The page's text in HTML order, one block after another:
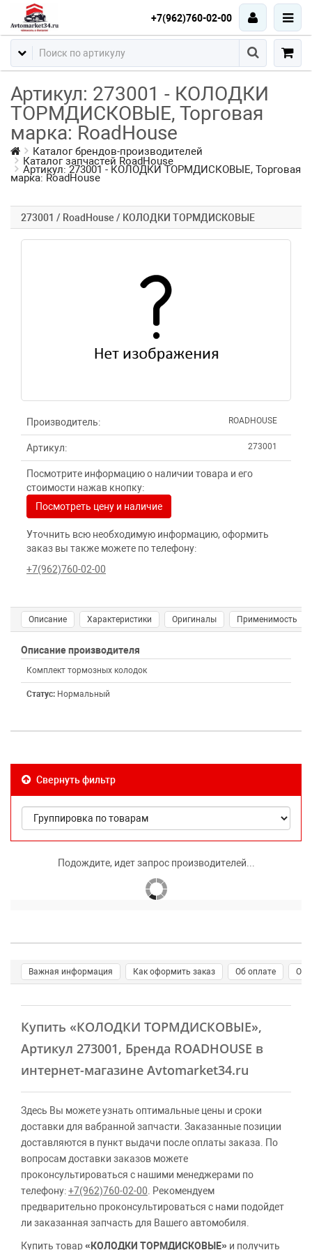
+7(962)760-02-00
Артикул: 273001 - КОЛОДКИ
ТОРМДИСКОВЫЕ, Торговая
марка: RoadHouse
Каталог брендов-производителей
Каталог запчастей RoadHouse
Артикул: 273001 - КОЛОДКИ ТОРМДИСКОВЫЕ, Торговая
марка: RoadHouse
273001 / RoadHouse / КОЛОДКИ ТОРМДИСКОВЫЕ
Производитель: ROADHOUSE
Артикул: 273001
Посмотрите информацию о наличии товара и его
стоимости нажав кнопку:
Посмотреть цену и наличие
Уточнить всю необходимую информацию, оформить
заказ вы также можете по телефону:
+7(962)760-02-00
Описание Характеристики Оригиналы Применимость
Описание производителя
Комплект тормозных колодок
Статус: Нормальный
Свернуть фильтр
Подождите, идет запрос производителей...
Важная информация Как оформить заказ Об оплате О
Купить «КОЛОДКИ ТОРМДИСКОВЫЕ»,
Артикул 273001, Бренда ROADHOUSE в
интернет-магазине Avtomarket34.ru
Здесь Вы можете узнать оптимальные цены и сроки
доставки для вабранной запчасти. Заказанные позиции
доставляются в пункт выдачи после оплаты заказа. По
вопросам доставки заказов можете
проконсультироваться с нашими менеджерами по
телефону:+7(962)760-02-00 . Рекомендуем
предварительно проконсультироваться с нами подойдет
ли заказанная запчасть для Вашего автомобиля.
Купить товар«КОЛОДКИ ТОРМДИСКОВЫЕ» и получить